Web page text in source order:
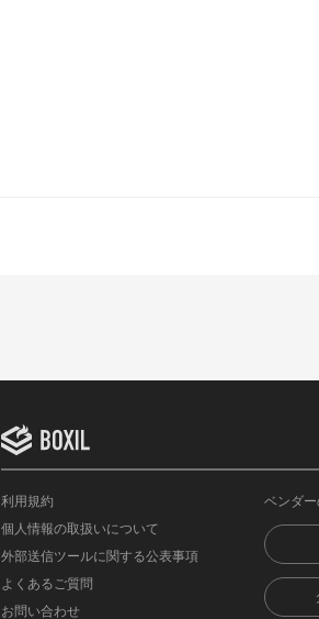
利用規約
個人情報の取扱いについて
外部送信ツールに関する公表事項
よくあるご質問
お問い合わせ
ベンダ